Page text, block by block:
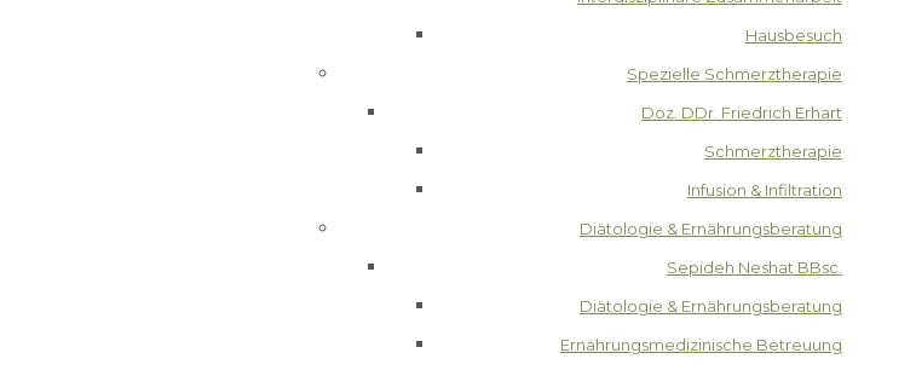
Hausbesuch
Spezielle Schmerztherapie
Doz. DDr. Friedrich Erhart
Schmerztherapie
Infusion & Infiltration
Diätologie & Ernährungsberatung
Sepideh Neshat BBsc.
Diätologie & Ernährungsberatung
Ernährungsmedizinische Betreuung